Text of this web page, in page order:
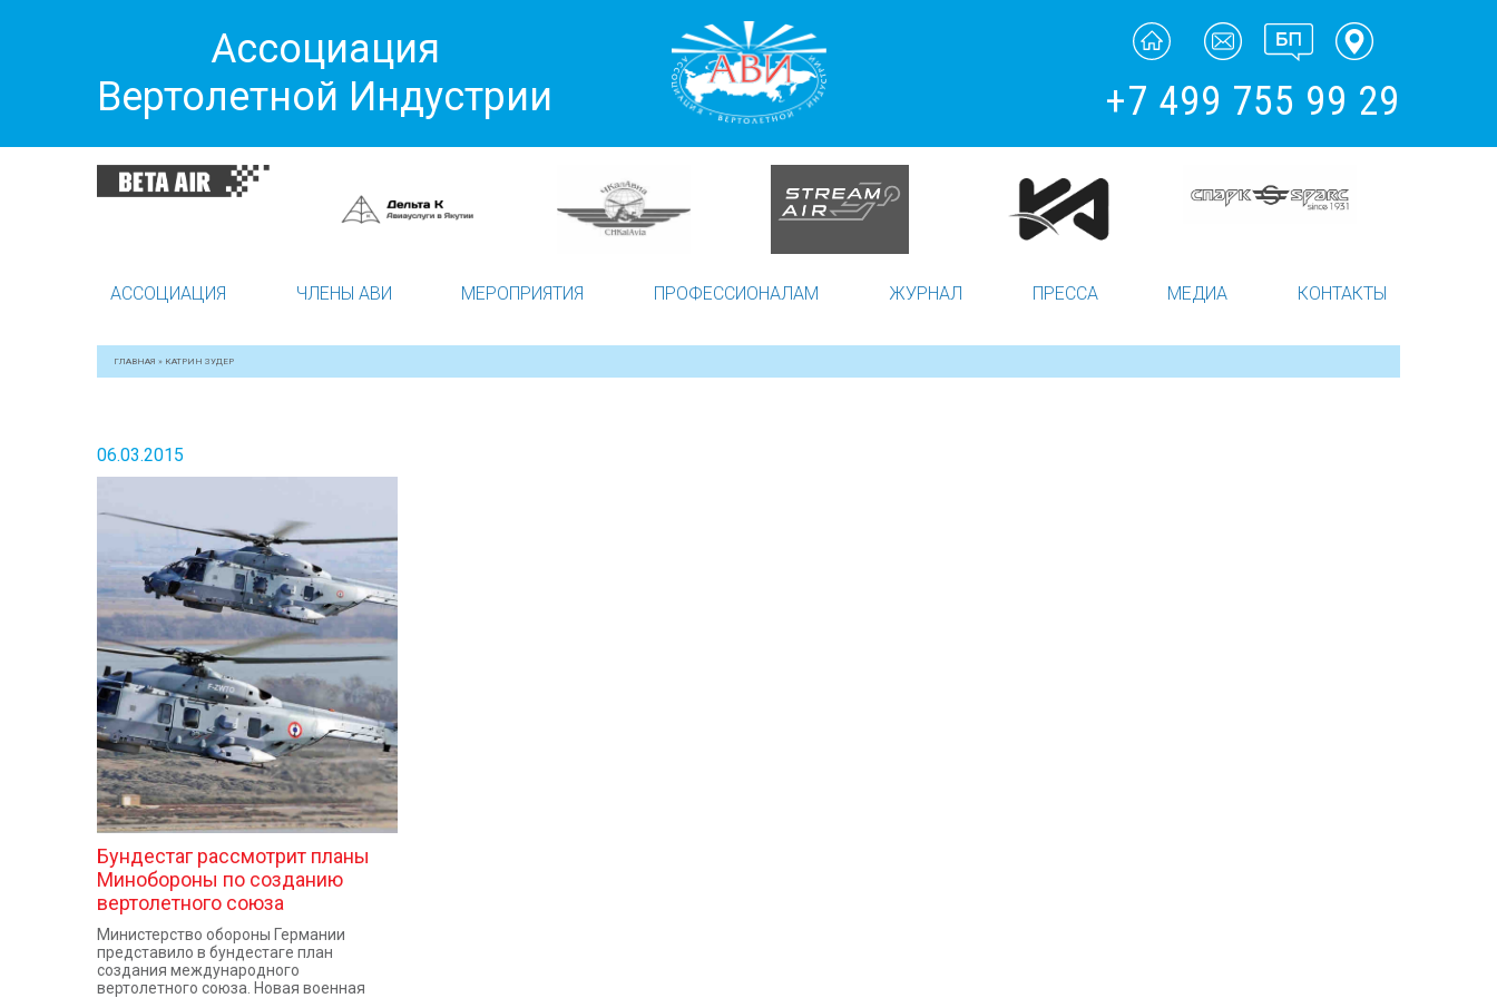
Ассоциация
Вертолетной Индустрии
+7 499 755 99 29
АССОЦИАЦИЯ ЧЛЕНЫ АВИ МЕРОПРИЯТИЯ ПРОФЕССИОНАЛАМ ЖУРНАЛ ПРЕССА МЕДИА КОНТАКТЫ
ГЛАВНАЯ » КАТРИН ЗУДЕР
06.03.2015
Бундестаг рассмотрит планы
Минобороны по созданию
вертолетного союза
Министерство обороны Германии
представило в бундестаге план
создания международного
вертолетного союза. Новая военная